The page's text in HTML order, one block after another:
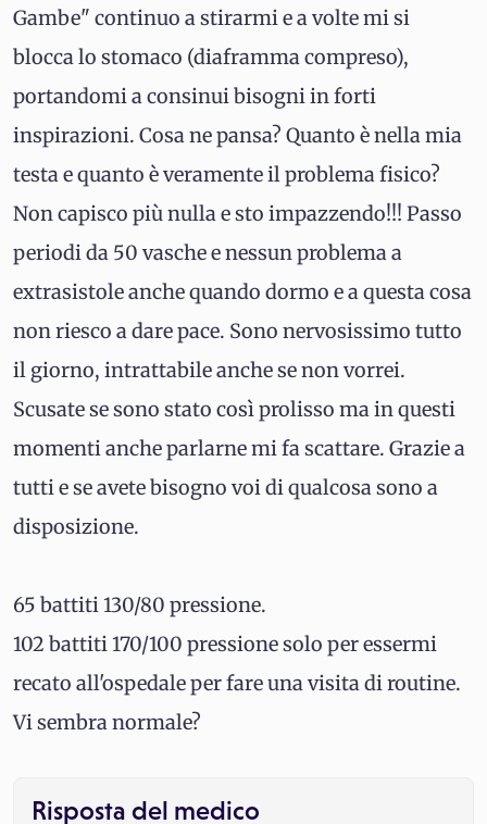
Gambe" continuo a stirarmi e a volte mi si
blocca lo stomaco (diaframma compreso),
portandomi a consinui bisogni in forti
inspirazioni. Cosa ne pansa? Quanto è nella mia
testa e quanto è veramente il problema fisico?
Non capisco più nulla e sto impazzendo!!! Passo
periodi da 50 vasche e nessun problema a
extrasistole anche quando dormo e a questa cosa
non riesco a dare pace. Sono nervosissimo tutto
il giorno, intrattabile anche se non vorrei.
Scusate se sono stato così prolisso ma in questi
momenti anche parlarne mi fa scattare. Grazie a
tutti e se avete bisogno voi di qualcosa sono a
disposizione.
65 battiti 130/80 pressione.
102 battiti 170/100 pressione solo per essermi
recato all'ospedale per fare una visita di routine.
Vi sembra normale?
Risposta del medico